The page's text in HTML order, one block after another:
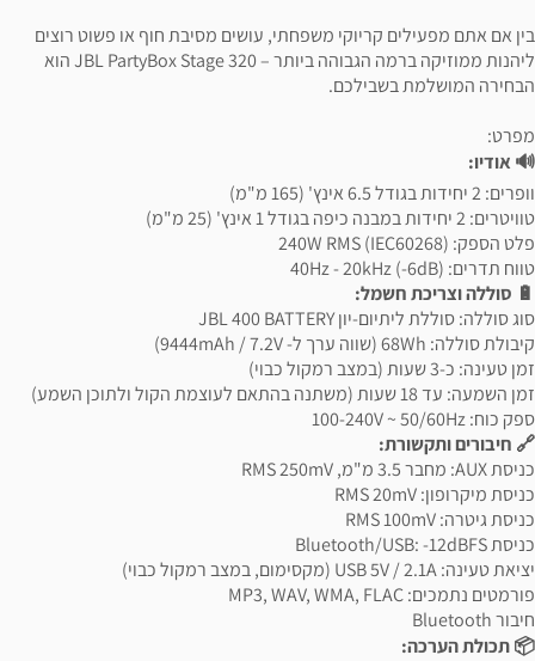
בין אם אתם מפעילים קריוקי משפחתי, עושים מסיבת חוף או פשוט רוצים
ליהנות ממוזיקה ברמה הגבוהה ביותר – JBL PartyBox Stage 320 הוא
הבחירה המושלמת בשבילכם.
מפרט:
🔊 אודיו:
וופרים: 2 יחידות בגודל 6.5 אינץ' (165 מ"מ)
טוויטרים: 2 יחידות במבנה כיפה בגודל 1 אינץ' (25 מ"מ)
פלט הספק: 240W RMS (IEC60268)
טווח תדרים: 40Hz - 20kHz (-6dB)
🔋 סוללה וצריכת חשמל:
סוג סוללה: סוללת ליתיום-יון JBL 400 BATTERY
קיבולת סוללה: 68Wh (שווה ערך ל- 9444mAh / 7.2V)
זמן טעינה: כ-3 שעות (במצב רמקול כבוי)
זמן השמעה: עד 18 שעות (משתנה בהתאם לעוצמת הקול ולתוכן השמע)
ספק כוח: 100-240V ~ 50/60Hz
🔗 חיבורים ותקשורת:
כניסת AUX: מחבר 3.5 מ"מ, RMS 250mV
כניסת מיקרופון: RMS 20mV
כניסת גיטרה: RMS 100mV
כניסת Bluetooth/USB: -12dBFS
יציאת טעינה: USB 5V / 2.1A (מקסימום, במצב רמקול כבוי)
פורמטים נתמכים: MP3, WAV, WMA, FLAC
חיבור Bluetooth
📦 תכולת הערכה: